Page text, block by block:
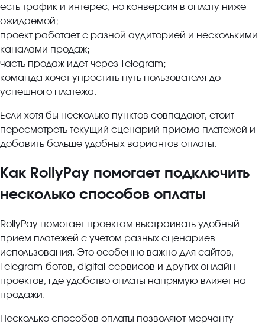
есть трафик и интерес, но конверсия в оплату ниже
ожидаемой;
проект работает с разной аудиторией и несколькими
каналами продаж;
часть продаж идет через Telegram;
команда хочет упростить путь пользователя до
успешного платежа.
Если хотя бы несколько пунктов совпадают, стоит
пересмотреть текущий сценарий приема платежей и
добавить больше удобных вариантов оплаты.
Как RollyPay помогает подключить
несколько способов оплаты
RollyPay помогает проектам выстраивать удобный
прием платежей с учетом разных сценариев
использования. Это особенно важно для сайтов,
Telegram-ботов, digital-сервисов и других онлайн-
проектов, где удобство оплаты напрямую влияет на
продажи.
Несколько способов оплаты позволяют мерчанту